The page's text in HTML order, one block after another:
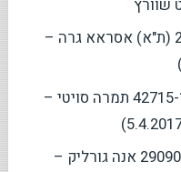
רשות: סע"ש 2793-08-14 (ת"א) אסראא גרה –
רשות: סע"ש (י-ם) 42715-12-15 תמרה סויטי –
רשות: ס"ע (ת"א) 29090-05-12 אנה גורליק –